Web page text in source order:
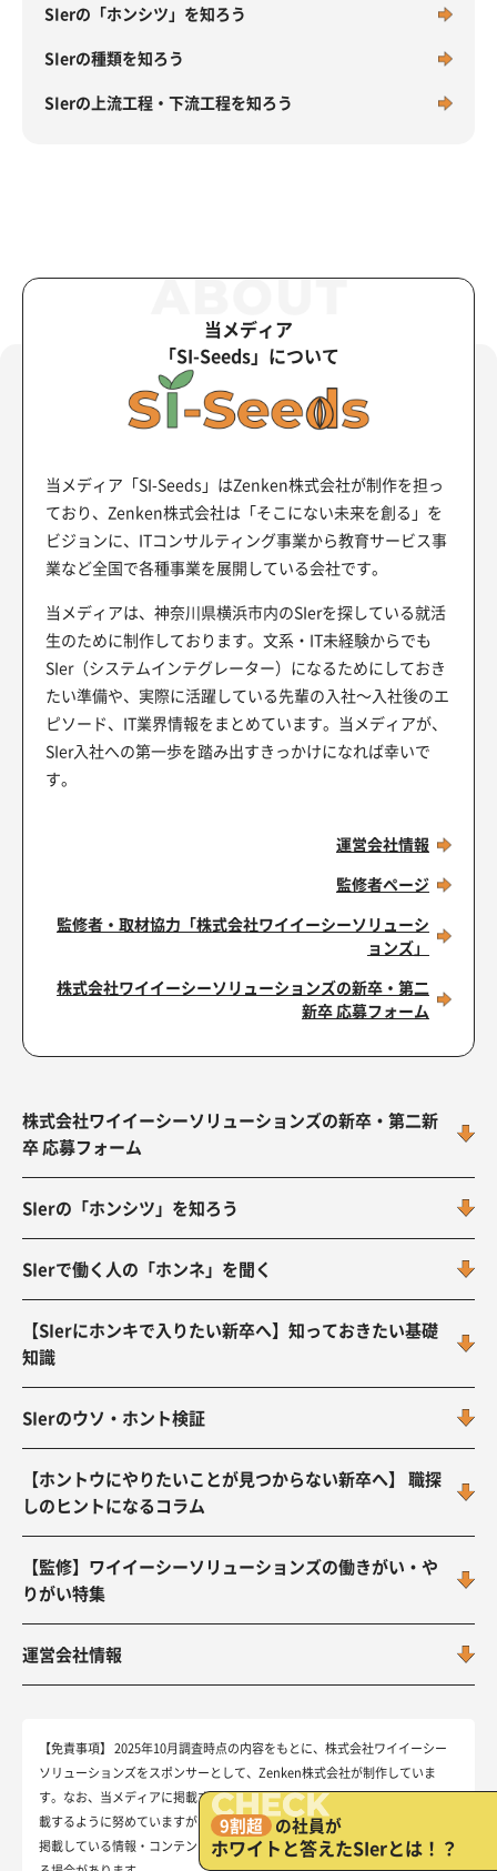
9割超 の社員が
ホワイトと答えたSIerとは！？
SIerの「ホンシツ」を知ろう
SIerの種類を知ろう
SIerの上流工程・下流工程を知ろう
当メディア
「SI-Seeds」について
当メディア「SI-Seeds」はZenken株式会社が制作を担っ
ており、Zenken株式会社は「そこにない未来を創る」を
ビジョンに、ITコンサルティング事業から教育サービス事
業など全国で各種事業を展開している会社です。
当メディアは、神奈川県横浜市内のSIerを探している就活
生のために制作しております。文系・IT未経験からでも
SIer（システムインテグレーター）になるためにしておき
たい準備や、実際に活躍している先輩の入社～入社後のエ
ピソード、IT業界情報をまとめています。当メディアが、
SIer入社への第一歩を踏み出すきっかけになれば幸いで
す。
運営会社情報
監修者ページ
監修者・取材協力 「株式会社ワイイーシーソリューシ
ョンズ」
株式会社ワイイーシーソリューションズの新卒・第二
新卒 応募フォーム
株式会社ワイイーシーソリューションズの新卒・第二新
卒 応募フォーム
SIerの「ホンシツ」を知ろう
SIerで働く人の「ホンネ」を聞く
【SIerにホンキで入りたい新卒へ】知っておきたい基礎
知識
SIerのウソ・ホント検証
【ホントウにやりたいことが見つからない新卒へ】 職探
しのヒントになるコラム
【監修】ワイイーシーソリューションズの働きがい・や
りがい特集
運営会社情報
【免責事項】 2025年10月調査時点の内容をもとに、株式会社ワイイーシー
ソリューションズをスポンサーとして、Zenken株式会社が制作していま
す。なお、当メディアに掲載する情報は、可能な限り公正で正確な情報を掲
載するように努めていますが、最新情報は各公式サイトをご確認ください。
掲載している情報・コンテンツ内容は、予告なしに変更または掲載中止とな